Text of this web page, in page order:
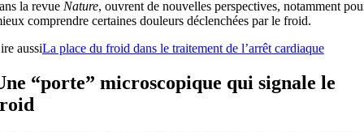
la revue Nature, ouvrent de nouvelles perspectives, notamment
comprendre certaines douleurs déclenchées par le froid.
aussiLa place du froid dans le traitement de l’arrêt cardiaque
“porte” microscopique qui signale le